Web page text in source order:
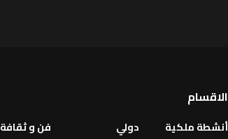
الاقسام
أنشطة ملكية دولي فن و ثقافة